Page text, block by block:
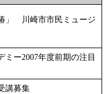
」 川崎市市民ミュージ
ミー2007年度前期の注目
講募集